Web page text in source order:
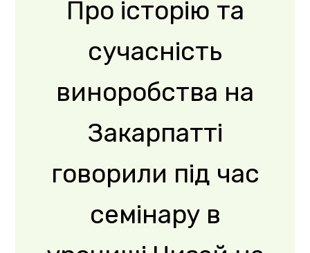
семінару в
урочищі Чизай на
Берегівщині.
заходу стали
фахівці ...
Read More